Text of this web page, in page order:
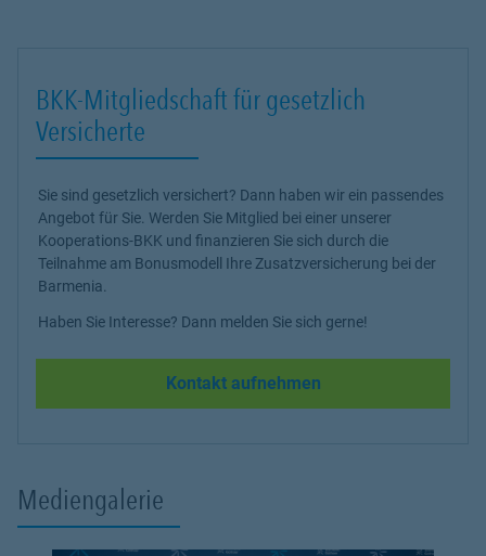
BKK-Mitgliedschaft für gesetzlich
Versicherte
Sie sind gesetzlich versichert? Dann haben wir ein passendes
Angebot für Sie. Werden Sie Mitglied bei einer unserer
Kooperations-BKK und finanzieren Sie sich durch die
Teilnahme am Bonusmodell Ihre Zusatzversicherung bei der
Barmenia.
Haben Sie Interesse? Dann melden Sie sich gerne!
Kontakt aufnehmen
Mediengalerie